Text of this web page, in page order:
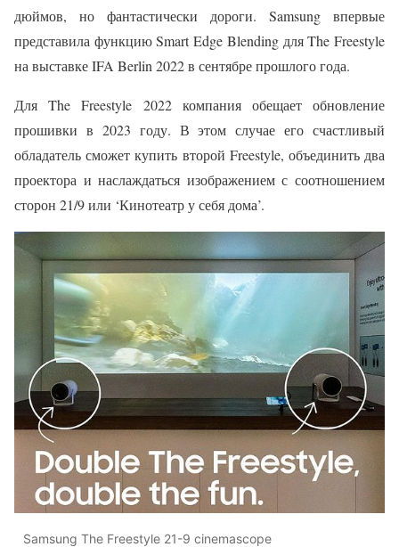
дюймов, но фантастически дороги. Samsung впервые
представила функцию Smart Edge Blending для The Freestyle
на выставке IFA Berlin 2022 в сентябре прошлого года.
Для The Freestyle 2022 компания обещает обновление
прошивки в 2023 году. В этом случае его счастливый
обладатель сможет купить второй Freestyle, объединить два
проектора и наслаждаться изображением с соотношением
сторон 21/9 или ‘Кинотеатр у себя дома’.
Samsung The Freestyle 21-9 cinemascope